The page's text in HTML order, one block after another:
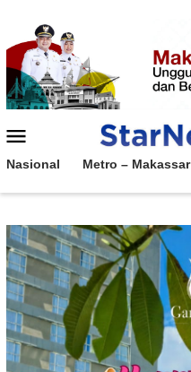
konten
Mobile
Nasional Metro – Makassar